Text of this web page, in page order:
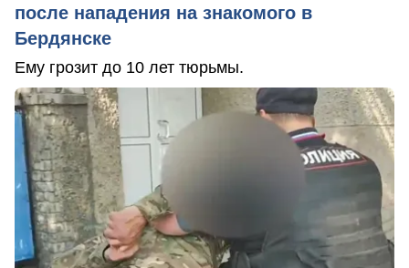
после нападения на знакомого в
Бердянске
Ему грозит до 10 лет тюрьмы.